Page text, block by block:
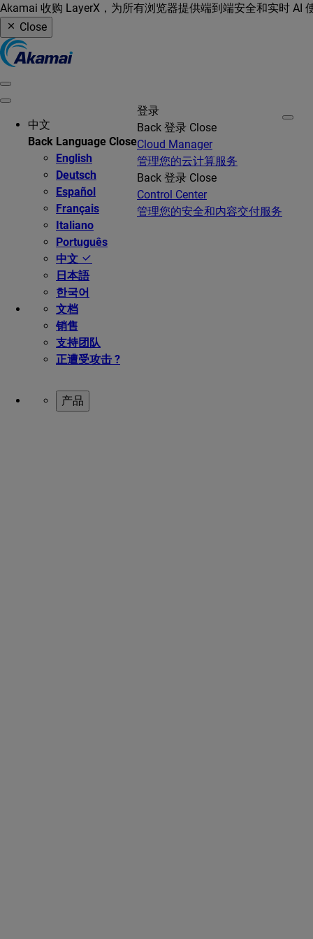
Akamai 收购 LayerX，为所有浏览器提供端到端安全和实时 AI
Close
中文
Back Language Close
English
Deutsch
Español
Français
Italiano
Português
中文
日本語
한국어
文档
销售
支持团队
正遭受攻击 ?
登录
Back 登录 Close
Cloud Manager
管理您的云计算服务
Back 登录 Close
Control Center
管理您的安全和内容交付服务
产品